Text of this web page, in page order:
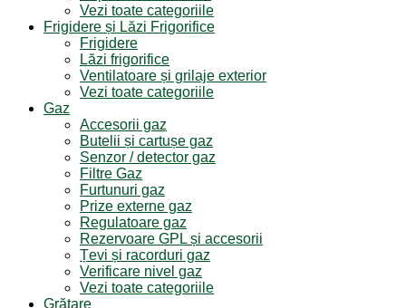
Vezi toate categoriile
Frigidere și Lăzi Frigorifice
Frigidere
Lăzi frigorifice
Ventilatoare și grilaje exterior
Vezi toate categoriile
Gaz
Accesorii gaz
Butelii și cartușe gaz
Senzor / detector gaz
Filtre Gaz
Furtunuri gaz
Prize externe gaz
Regulatoare gaz
Rezervoare GPL și accesorii
Țevi și racorduri gaz
Verificare nivel gaz
Vezi toate categoriile
Grătare